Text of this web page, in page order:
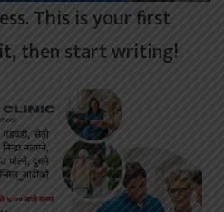
This is your first
then start writing!